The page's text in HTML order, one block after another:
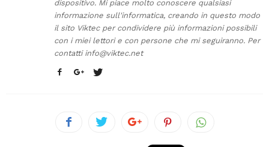
dispositivo. Mi piace molto conoscere qualsiasi
informazione sull'informatica, creando in questo modo
il sito Viktec per condividere più informazioni possibili
con i miei lettori e con persone che mi seguiranno. Per
contatti info@viktec.net